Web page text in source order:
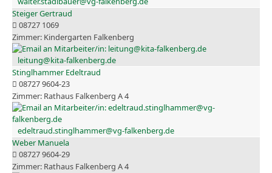
Steiger Gertraud
08727 1069
Kindergarten Falkenberg
leitung@kita-falkenberg.de
Stinglhammer Edeltraud
08727 9604-23
Rathaus Falkenberg A 4
edeltraud.stinglhammer@vg-falkenberg.de
Weber Manuela
08727 9604-29
Rathaus Falkenberg A 4